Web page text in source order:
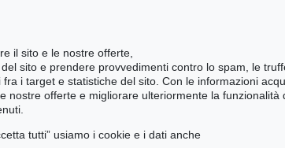
il sito e le nostre offerte,
sito e prendere provvedimenti contro lo spam, le
i target e statistiche del sito. Con le informazioni
nostre offerte e migliorare ulteriormente la funzionalità
tutti” usiamo i cookie e i dati anche